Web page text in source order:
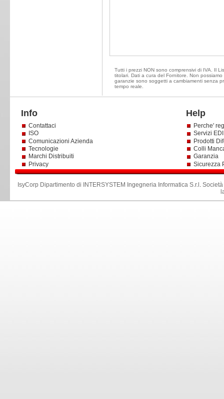
Tutti i prezzi NON sono comprensivi di IVA. Il
titolari. Dati a cura del Fornitore. Non
garanzie sono soggetti a cambiamenti senza
tempo reale.
Info Help
Contattaci
ISO
Comunicazioni Azienda
Tecnologie
Marchi Distribuiti
Privacy
Perche'
Servizi
Prodotti
Colli
Garanzia
Sicurezza
IsyCorp Dipartimento di INTERSYSTEM Ingegneria Informatica S.r.l .